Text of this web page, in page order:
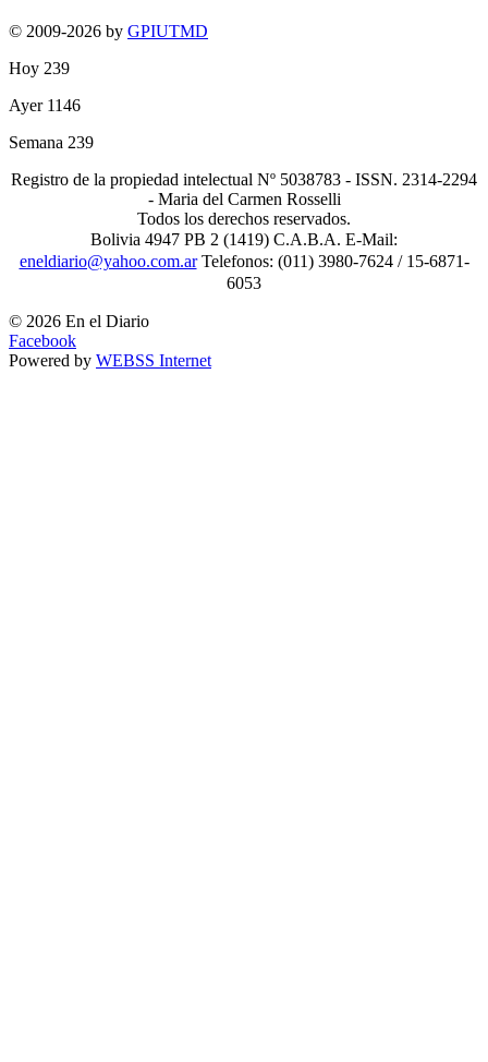
© 2009-2026 by GPIUTMD
Hoy 239
Ayer 1146
Semana 239
Registro de la propiedad intelectual Nº 5038783 - ISSN. 2314-2294
- Maria del Carmen Rosselli
Todos los derechos reservados.
Bolivia 4947 PB 2 (1419) C.A.B.A. E-Mail:
eneldiario@yahoo.com.arTelefonos: (011) 3980-7624 / 15-6871-
6053
© 2026 En el Diario
Facebook
Powered by WEBSS Internet